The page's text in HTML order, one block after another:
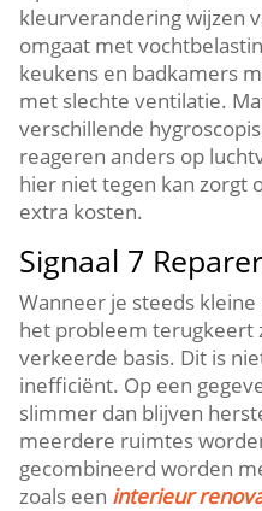
kleurverandering wijzen
omgaat met
keukens en badkamers
met slechte ventilatie.​
verschillende
reageren anders op
hier niet tegen kan zorgt
extra kosten.​
Signaal 7
Wanneer je steeds
het probleem terugkeert
verkeerde basis.​ Dit is
inefficiënt.​ Op een
slimmer dan blijven
meerdere ruimtes
gecombineerd worden
zoals een interieur